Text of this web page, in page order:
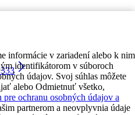
informácie v zariadení alebo k nim
identifikátorom v súboroch
údajov. Svoj súhlas môžete
alebo Odmietnuť všetko,
pre ochranu osobných údajov a
partnerom a neovplyvnia údaje